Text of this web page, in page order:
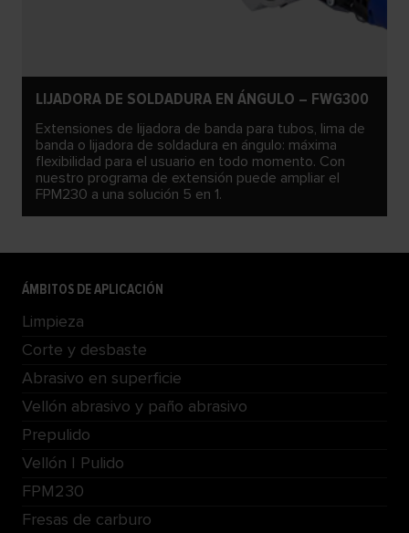
LIJADORA DE SOLDADURA EN ÁNGULO – FWG300
Extensiones de lijadora de banda para tubos, lima de
banda o lijadora de soldadura en ángulo: máxima
flexibilidad para el usuario en todo momento. Con
nuestro programa de extensión puede ampliar el
FPM230 a una solución 5 en 1.
ÁMBITOS DE APLICACIÓN
Limpieza
Corte y desbaste
Abrasivo en superficie
Vellón abrasivo y paño abrasivo
Prepulido
Vellón | Pulido
FPM230
Fresas de carburo